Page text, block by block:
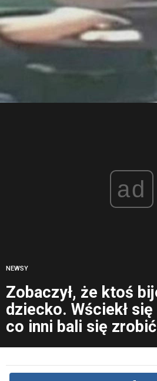
ad
NEWSY
Zobaczył, że ktoś
dziecko. Wściekł
co inni bali się